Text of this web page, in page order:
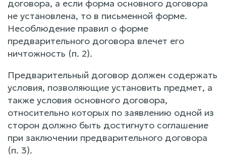
договора, а если форма основного договора
не установлена, то в письменной форме.
Несоблюдение правил о форме
предварительного договора влечет его
ничтожность (п. 2).
Предварительный договор должен содержать
условия, позволяющие установить предмет, а
также условия основного договора,
относительно которых по заявлению одной из
сторон должно быть достигнуто соглашение
при заключении предварительного договора
(п. 3).